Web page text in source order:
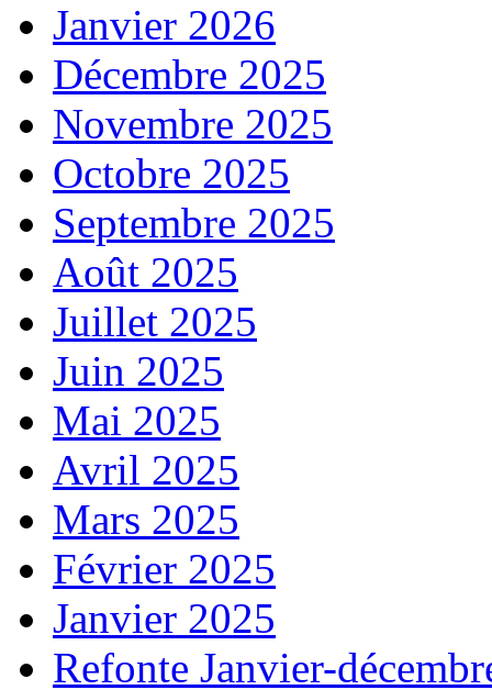
Janvier 2026
Décembre 2025
Novembre 2025
Octobre 2025
Septembre 2025
Août 2025
Juillet 2025
Juin 2025
Mai 2025
Avril 2025
Mars 2025
Février 2025
Janvier 2025
Refonte Janvier-